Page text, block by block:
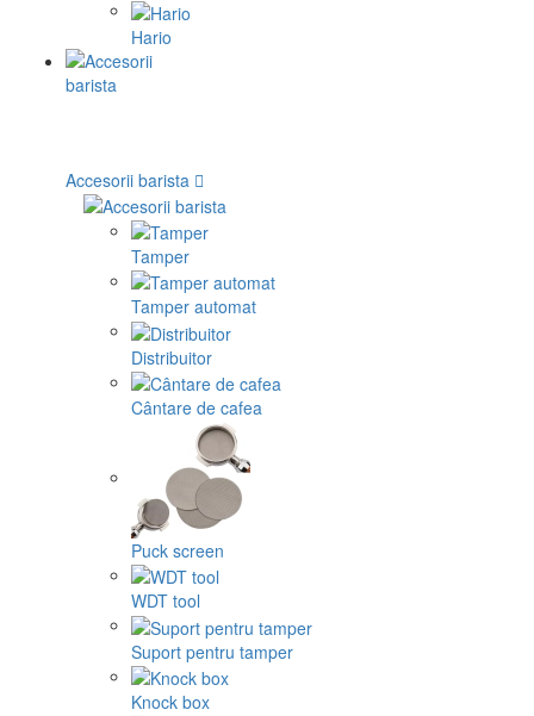
Hario
Accesorii barista
Tamper
Tamper automat
Distribuitor
Cântare de cafea
Puck screen
WDT tool
Suport pentru tamper
Knock box